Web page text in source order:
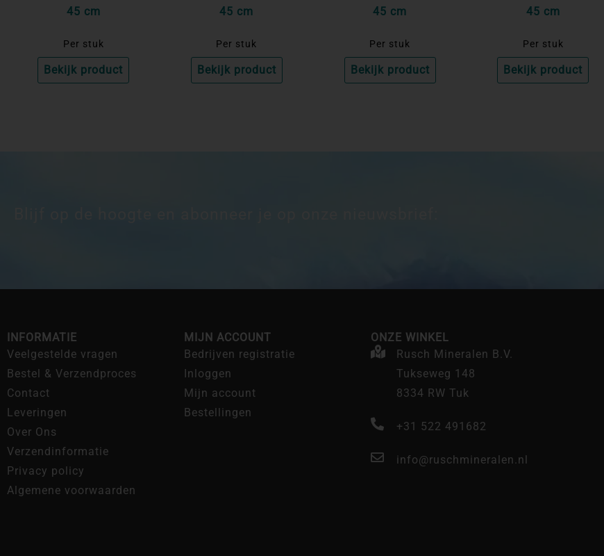
45 cm
Per stuk
Bekijk product
45 cm
Per stuk
Bekijk product
45 cm
Per stuk
Bekijk product
45 cm
Per stuk
Bekijk product
INFORMATIE
Veelgestelde vragen
Bestel & Verzendproces
Contact
Leveringen
Over Ons
Verzendinformatie
Privacy policy
Algemene voorwaarden
MIJN ACCOUNT
Bedrijven registratie
Inloggen
Mijn account
Bestellingen
ONZE WINKEL
Rusch Mineralen B.V.
Tukseweg 148
8334 RW Tuk
+31 522 491682
info@ruschmineralen.nl